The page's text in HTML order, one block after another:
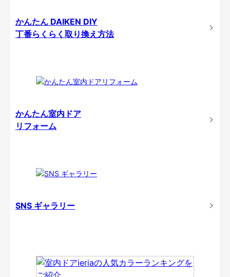
かんたん DAIKEN DIY
丁番らくらく取り換え方法
かんたん室内ドア
リフォーム
SNS ギャラリー